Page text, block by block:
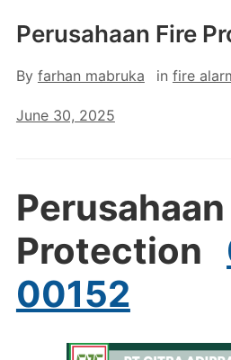
Perusahaan Fire
By farhan mabruka in fire
June 30, 2025
Protection
00152